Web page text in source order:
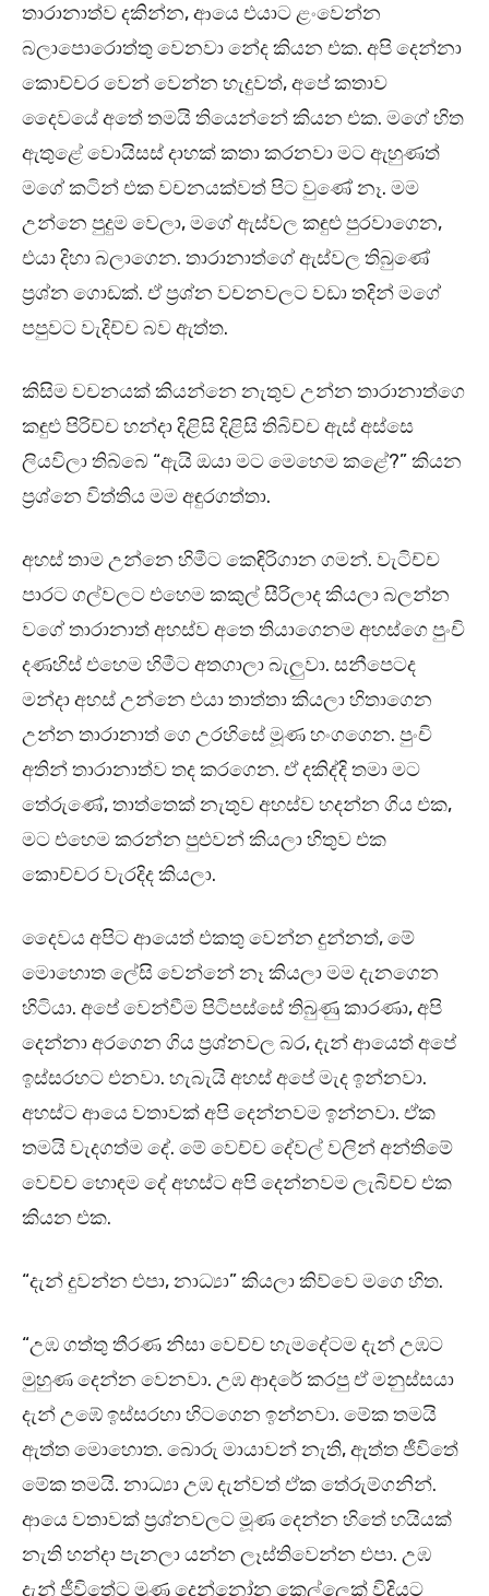
තාරානාත්ව දකින්න, ආයෙ එයාට ළංවෙන්න
බලාපොරොත්තු වෙනවා නේද කියන එක. අපි දෙන්නා
කොච්චර වෙන් වෙන්න හැදුවත්, අපේ කතාව
දෛවයේ අතේ තමයි තියෙන්නේ කියන එක. මගේ හිත
ඇතුළේ වොයිසස් දාහක් කතා කරනවා මට ඇහුණත්
මගේ කටින් එක වචනයක්වත් පිට වුණේ නෑ. මම
උන්නෙ පුදුම වෙලා, මගේ ඇස්වල කඳුළු පුරවාගෙන,
එයා දිහා බලාගෙන. තාරානාත්ගේ ඇස්වල තිබුණේ
ප්‍රශ්න ගොඩක්. ඒ ප්‍රශ්න වචනවලට වඩා තදින් මගේ
පපුවට වැදිච්ච බව ඇත්ත.
කිසිම වචනයක් කියන්නෙ නැතුව උන්න තාරානාත්ගෙ
කඳුළු පිරිච්ච හන්දා දිළිසි දිළිසි තිබිච්ච ඇස් අස්සෙ
ලියවිලා තිබ්බෙ “ඇයි ඔයා මට මෙහෙම කළේ?” කියන
ප්‍රශ්නෙ විත්තිය මම අඳුරගත්තා.
අහස් තාම උන්නෙ හිමීට කෙඳිරිගාන ගමන්. වැටිච්ච
පාරට ගල්වලට එහෙම කකුල් සීරිලාද කියලා බලන්න
වගේ තාරානාත් අහස්ව අතෙ තියාගෙනම අහස්ගෙ පුංචි
දණහිස් එහෙම හිමීට අතගාලා බැලුවා. සනීපෙටද
මන්දා අහස් උන්නෙ එයා තාත්තා කියලා හිතාගෙන
උන්න තාරානාත් ගෙ උරහිසේ මූණ හංගගෙන. පුංචි
අතින් තාරානාත්ව තද කරගෙන. ඒ දකිද්දි තමා මට
තේරුණේ, තාත්තෙක් නැතුව අහස්ව හදන්න ගිය එක,
මට එහෙම කරන්න පුළුවන් කියලා හිතුව එක
කොච්චර වැරදිද කියලා.
දෛවය අපිට ආයෙත් එකතු වෙන්න දුන්නත්, මේ
මොහොත ලේසි වෙන්නේ නෑ කියලා මම දැනගෙන
හිටියා. අපේ වෙන්වීම පිටිපස්සේ තිබුණු කාරණා, අපි
දෙන්නා අරගෙන ගිය ප්‍රශ්නවල බර, දැන් ආයෙත් අපේ
ඉස්සරහට එනවා. හැබැයි අහස් අපේ මැද ඉන්නවා.
අහස්ට ආයෙ වතාවක් අපි දෙන්නවම ඉන්නවා. ඒක
තමයි වැදගත්ම දේ. මේ වෙච්ච දේවල් වලින් අන්තිමේ
වෙච්ච හොඳම දේ අහස්ට අපි දෙන්නවම ලැබිච්ච එක
කියන එක.
“දැන් දුවන්න එපා, නාධ්‍යා” කියලා කිව්වෙ මගෙ හිත.
“උඹ ගත්තු තීරණ නිසා වෙච්ච හැමදේටම දැන් උඹට
මුහුණ දෙන්න වෙනවා. උඹ ආදරේ කරපු ඒ මනුස්සයා
දැන් උඹේ ඉස්සරහා හිටගෙන ඉන්නවා. මේක තමයි
ඇත්ත මොහොත. බොරු මායාවන් නැති, ඇත්ත ජීවිතේ
මේක තමයි. නාධ්‍යා උඹ දැන්වත් ඒක තේරුම්ගනින්.
ආයෙ වතාවක් ප්‍රශ්නවලට මූණ දෙන්න හිතේ හයියක්
නැති හන්දා පැනලා යන්න ලෑස්තිවෙන්න එපා. උඹ
දැන් ජීවිතේට මූණ දෙන්නෝන කෙල්ලෙක් විදියට